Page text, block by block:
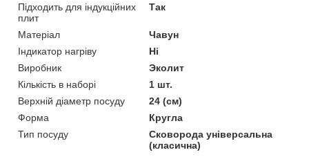
Підходить для індукційних
плит
Так
Матеріал
Чавун
Індикатор нагріву
Ні
Виробник
Эколит
Кількість в наборі
1 шт.
Верхній діаметр посуду
24 (см)
Форма
Кругла
Тип посуду
Сковорода універсальна
(класична)